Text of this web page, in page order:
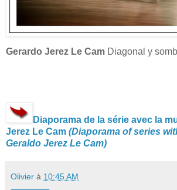
Gerardo Jerez Le Cam Diagonal y
Diaporama de la série avec la
Jerez Le Cam (Diaporama of series
Geraldo Jerez Le Cam)
Olivier à 10:45 AM